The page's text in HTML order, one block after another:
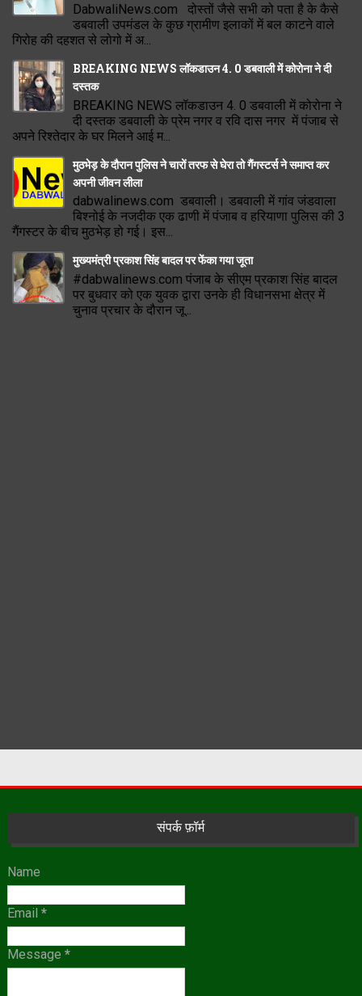
DabwaliNews.com दोस्तों जैसे सभी को पता है के कैसे
डबवाली उपमंडल के कुछ ग्रामीण इलाकों में बल काटने वाले
गिरोह की दहशत से लोगो में अ...
BREAKING NEWS लॉकडाउन 4. 0 डबवाली में कोरोना ने दी
दस्तक
BREAKING NEWS लॉकडाउन 4. 0 डबवाली में कोरोना ने
दी दस्तक डबवाली के प्रेम नगर व रवि दास नगर में पंजाब से
अपने रिश्तेदार के घर मिलने आई म...
मुठभेड़ के दौरान पुलिस ने चारों तरफ से घेरा तो गैंगस्टर्स ने समाप्त कर
अपनी जीवन लीला
dabwalinews.com डबवाली। डबवाली में गांव जंडवाला
बिश्नोई के नजदीक एक ढाणी में पंजाब व हरियाणा पुलिस की 3
गैंगस्टर के बीच मुठभेड़ हो गई। इस...
मुख्यमंत्री प्रकाश सिंह बादल पर फेंका गया जूता
#dabwalinews.com पंजाब के सीएम प्रकाश सिंह बादल
पर बुधवार को एक युवक द्वारा उनके ही विधानसभा क्षेत्र में
चुनाव प्रचार के दौरान जू...
संपर्क फ़ॉर्म
Name
Email *
Message *